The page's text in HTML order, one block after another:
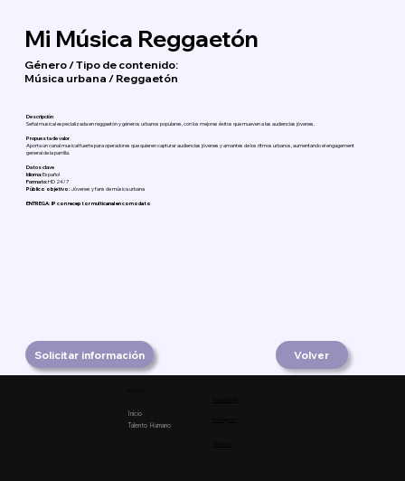
Mi Música Reggaetón
Género / Tipo de contenido:
Música urbana / Reggaetón
Descripción
Señal musical especializada en reggaetón y géneros urbanos populares, con los mejores éxitos que mueven a las audiencias jóvenes.
Propuesta de valor
Aporta un canal musical fuerte para operadores que quieren capturar audiencias jóvenes y amantes de los ritmos urbanos, aumentando el engagement
general de la parrilla.
Datos clave
Idioma:Español
Formato:HD 24/7
Público objetivo: Jóvenes y fans de música urbana
ENTREGA: IP con receptor multicanal en comodato
Solicitar información Volver
Inicio
Talento Humano